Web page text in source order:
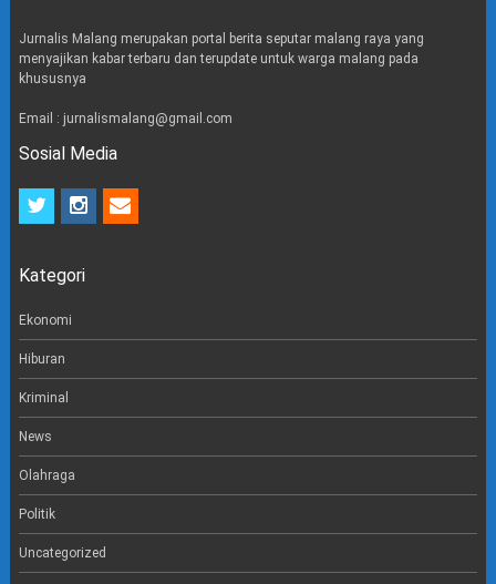
Jurnalis Malang merupakan portal berita seputar malang raya yang
menyajikan kabar terbaru dan terupdate untuk warga malang pada
khususnya
Email : jurnalismalang@gmail.com
Sosial Media
t
t
r
i
n
a
e
m
Kategori
Ekonomi
Hiburan
Kriminal
News
Olahraga
Politik
Uncategorized